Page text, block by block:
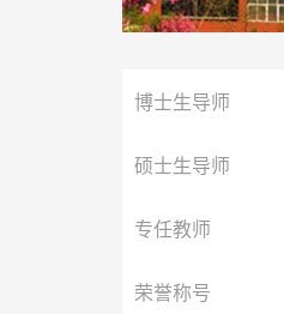
博士生导师
硕士生导师
专任教师
荣誉称号